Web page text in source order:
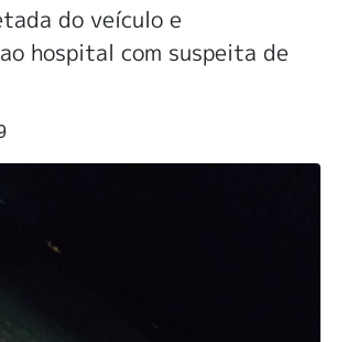
do veículo e
hospital com suspeita de